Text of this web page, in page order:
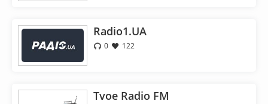
Radio1.UA
0 122
Tvoe Radio FM